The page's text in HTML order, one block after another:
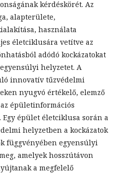
kérdéskörét. Az
alapterülete,
használata
életciklusára vetítve az
adódó kockázatokat
helyzetet. A
innovatív tűzvédelmi
nyugvó értékelő, elemző
épületinformációs
épület életciklusa során a
helyzetben a kockázatok
függvényében egyensúlyi
amelyek hosszútávon
a megfelelő